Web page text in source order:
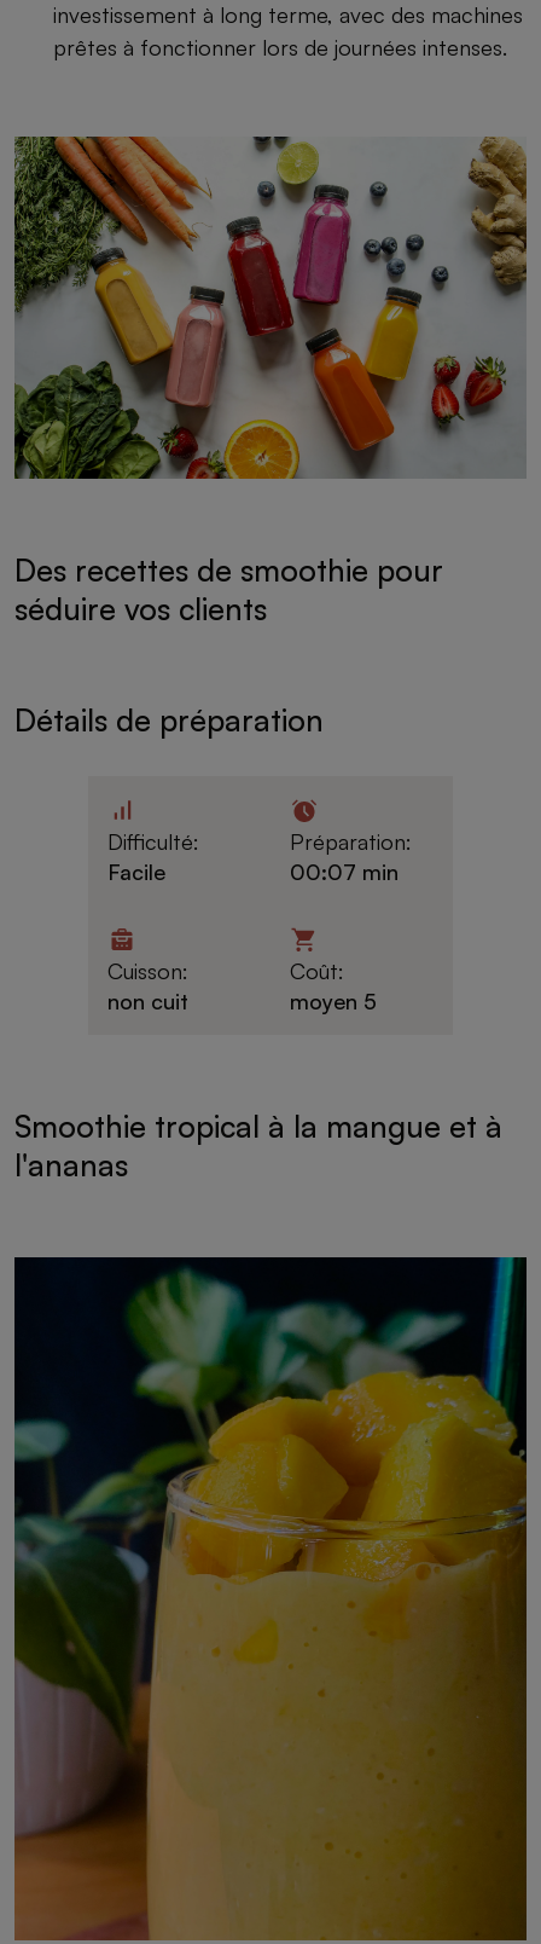
investissement à long terme, avec des machines
prêtes à fonctionner lors de journées intenses.
Des recettes de smoothie pour
séduire vos clients
Détails de préparation
Difficulté:
Facile
Préparation:
00:07 min
Cuisson:
non cuit
Coût:
moyen 5
Smoothie tropical à la mangue et à
l'ananas